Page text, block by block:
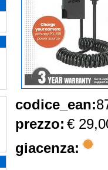
codice_ean:
prezzo: €
giacenza: